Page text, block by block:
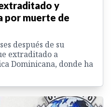
y
por muerte de
después de su
extraditado a
Dominicana, donde ha